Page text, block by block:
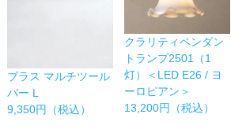
ブラス マルチツール
バー L
9,350円（税込）
クラリティペンダン
トランプ2501（1
灯）＜LED E26 / ヨ
ーロピアン＞
13,200円（税込）